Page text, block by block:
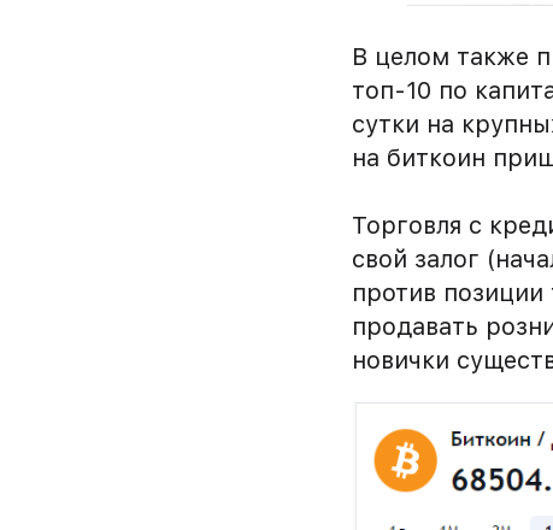
В целом также
топ-10 по
сутки на
на биткоин
Торговля с
свой залог
против позиции
продавать
новички